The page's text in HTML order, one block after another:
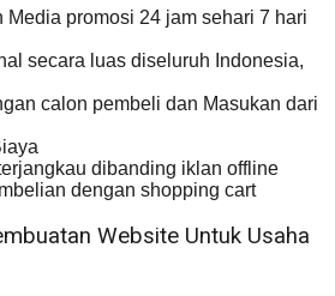
Media promosi 24 jam sehari 7 hari
secara luas diseluruh Indonesia,
calon pembeli dan Masukan dari
dibanding iklan offline
dengan shopping cart
Website Untuk Usaha